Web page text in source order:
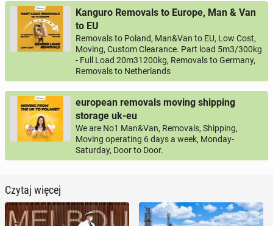
Kanguro Removals to Europe, Man & Van
to EU
Removals to Poland, Man&Van to EU, Low Cost,
Moving, Custom Clearance. Part load 5m3/300kg
- Full Load 20m31200kg, Removals to Germany,
Removals to Netherlands
european removals moving shipping
storage uk-eu
We are No1 Man&Van, Removals, Shipping,
Moving operating 6 days a week, Monday-
Saturday, Door to Door.
Czytaj więcej